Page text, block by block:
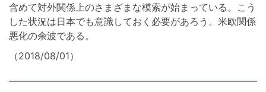
含めて対外関係上のさまざまな模索が始まっている。こう
した状況は日本でも意識しておく必要があろう。米欧関係
悪化の余波である。
（2018/08/01）